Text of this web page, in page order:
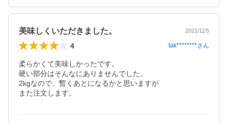
美味しくいただきました。 2021/11/5
4 tak********さん
柔らかくて美味しかったです。
硬い部分はそんなにありませんでした。
2kgなので、暫くあとになるかと思いますが
また注文します。